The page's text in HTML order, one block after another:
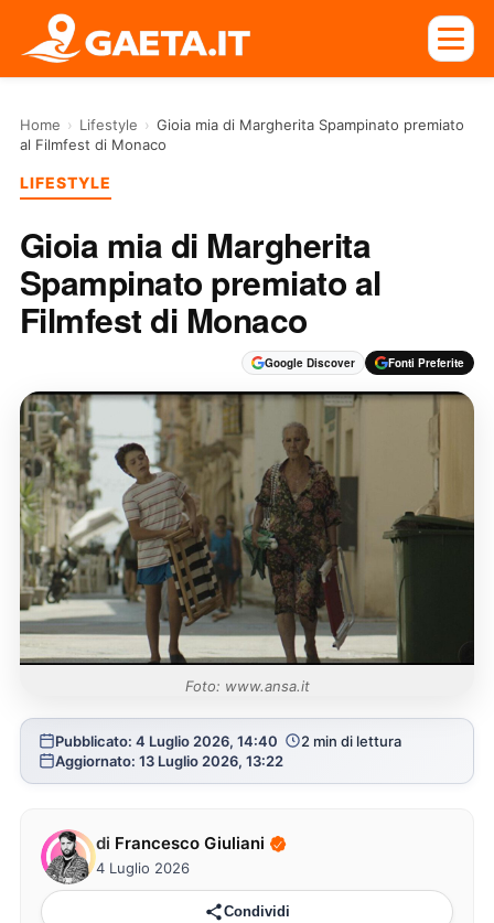
Home › Lifestyle › Gioia mia di Margherita Spampinato premiato
al Filmfest di Monaco
LIFESTYLE
Gioia mia di Margherita
Spampinato premiato al
Filmfest di Monaco
Google Discover Fonti Preferite
Foto: www.ansa.it
Pubblicato: 4 Luglio 2026, 14:40
2 min di lettura
Aggiornato: 13 Luglio 2026, 13:22
di Francesco Giuliani
4 Luglio 2026
Condividi